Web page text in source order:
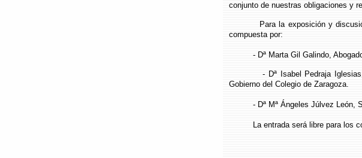
conjunto de nuestras obligaciones y
Para la exposición y discusión
compuesta por:
- Dª Marta Gil Galindo, Abogado
- Dª Isabel Pedraja Iglesias,
Gobierno del Colegio de Zaragoza.
- Dª Mª Ángeles Júlvez León,
La entrada será libre para los